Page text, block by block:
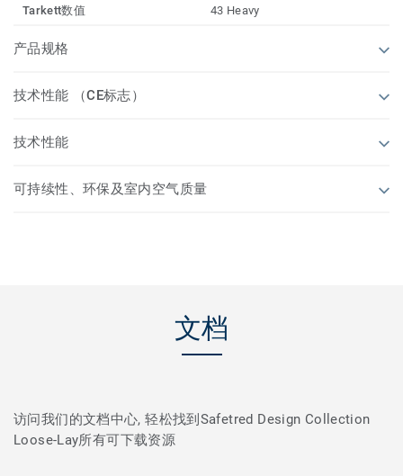
Tarkett数值 43 Heavy
产品规格
技术性能 （CE标志）
技术性能
可持续性、环保及室内空气质量
文档
访问我们的文档中心, 轻松找到Safetred Design Collection
Loose-Lay所有可下载资源